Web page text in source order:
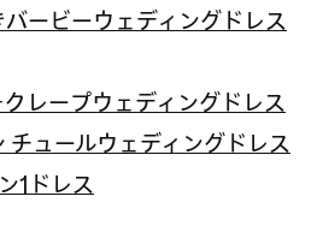
ービーウェディングドレス
レープウェディングドレス
チュールウェディングドレス
1ドレス